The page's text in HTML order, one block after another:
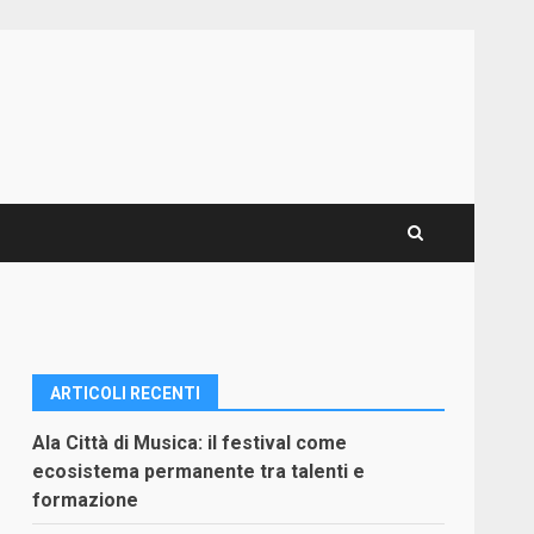
ARTICOLI RECENTI
Ala Città di Musica: il festival come
ecosistema permanente tra talenti e
formazione